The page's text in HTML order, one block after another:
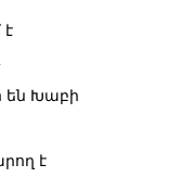
է
են Խաբի
է